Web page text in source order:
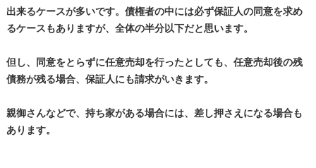
出来るケースが多いです。 債権者の中には必ず保証人の同意を求め
るケースもありますが、全体の半分以下だと思います。
但し、同意をとらずに任意売却を行ったとしても、任意売却後の残
債務が残る場合、保証人にも請求がいきます。
親御さんなどで、持ち家がある場合には、差し押さえになる場合も
あります。